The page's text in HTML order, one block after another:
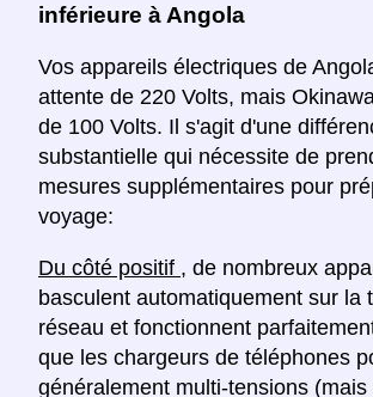
inférieure à Angola
Vos appareils électriques de
attente de 220 Volts, mais
de 100 Volts. Il s'agit d'une
substantielle qui nécessite de
mesures supplémentaires pour
voyage:
Du côté positif , de nombreux
basculent automatiquement sur la
réseau et fonctionnent
que les chargeurs de téléphones
généralement multi-tensions (mais